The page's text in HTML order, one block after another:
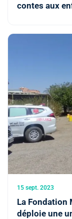
contes aux
15 sept. 2023
La Fondation
déploie une